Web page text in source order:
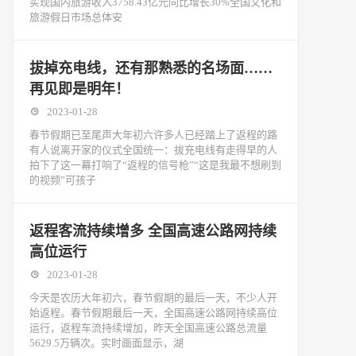
旅游假日市场总体安
拔掉充电线，还有那熟悉的名场面……
再见即是明年！
2023-01-28
春节假期已至尾声大年初六许多人已经踏上了返程的路
有人说离开家的仪式全国统一：拔充电线有走得早的人
拍下了这一幕打响了“返程的信号枪”“这是我最不想刷到
的视频”可孩子
返程客流持续增多 全国高速公路网持续
高位运行
2023-01-28
今天是农历大年初六，春节假期的最后一天，不少人开
始返程。春节假期最后一天，全国高速公路网持续高位
运行，返程车流持续增加，昨天全国高速公路总流量
5629.5万辆次。实时画面显示，湖